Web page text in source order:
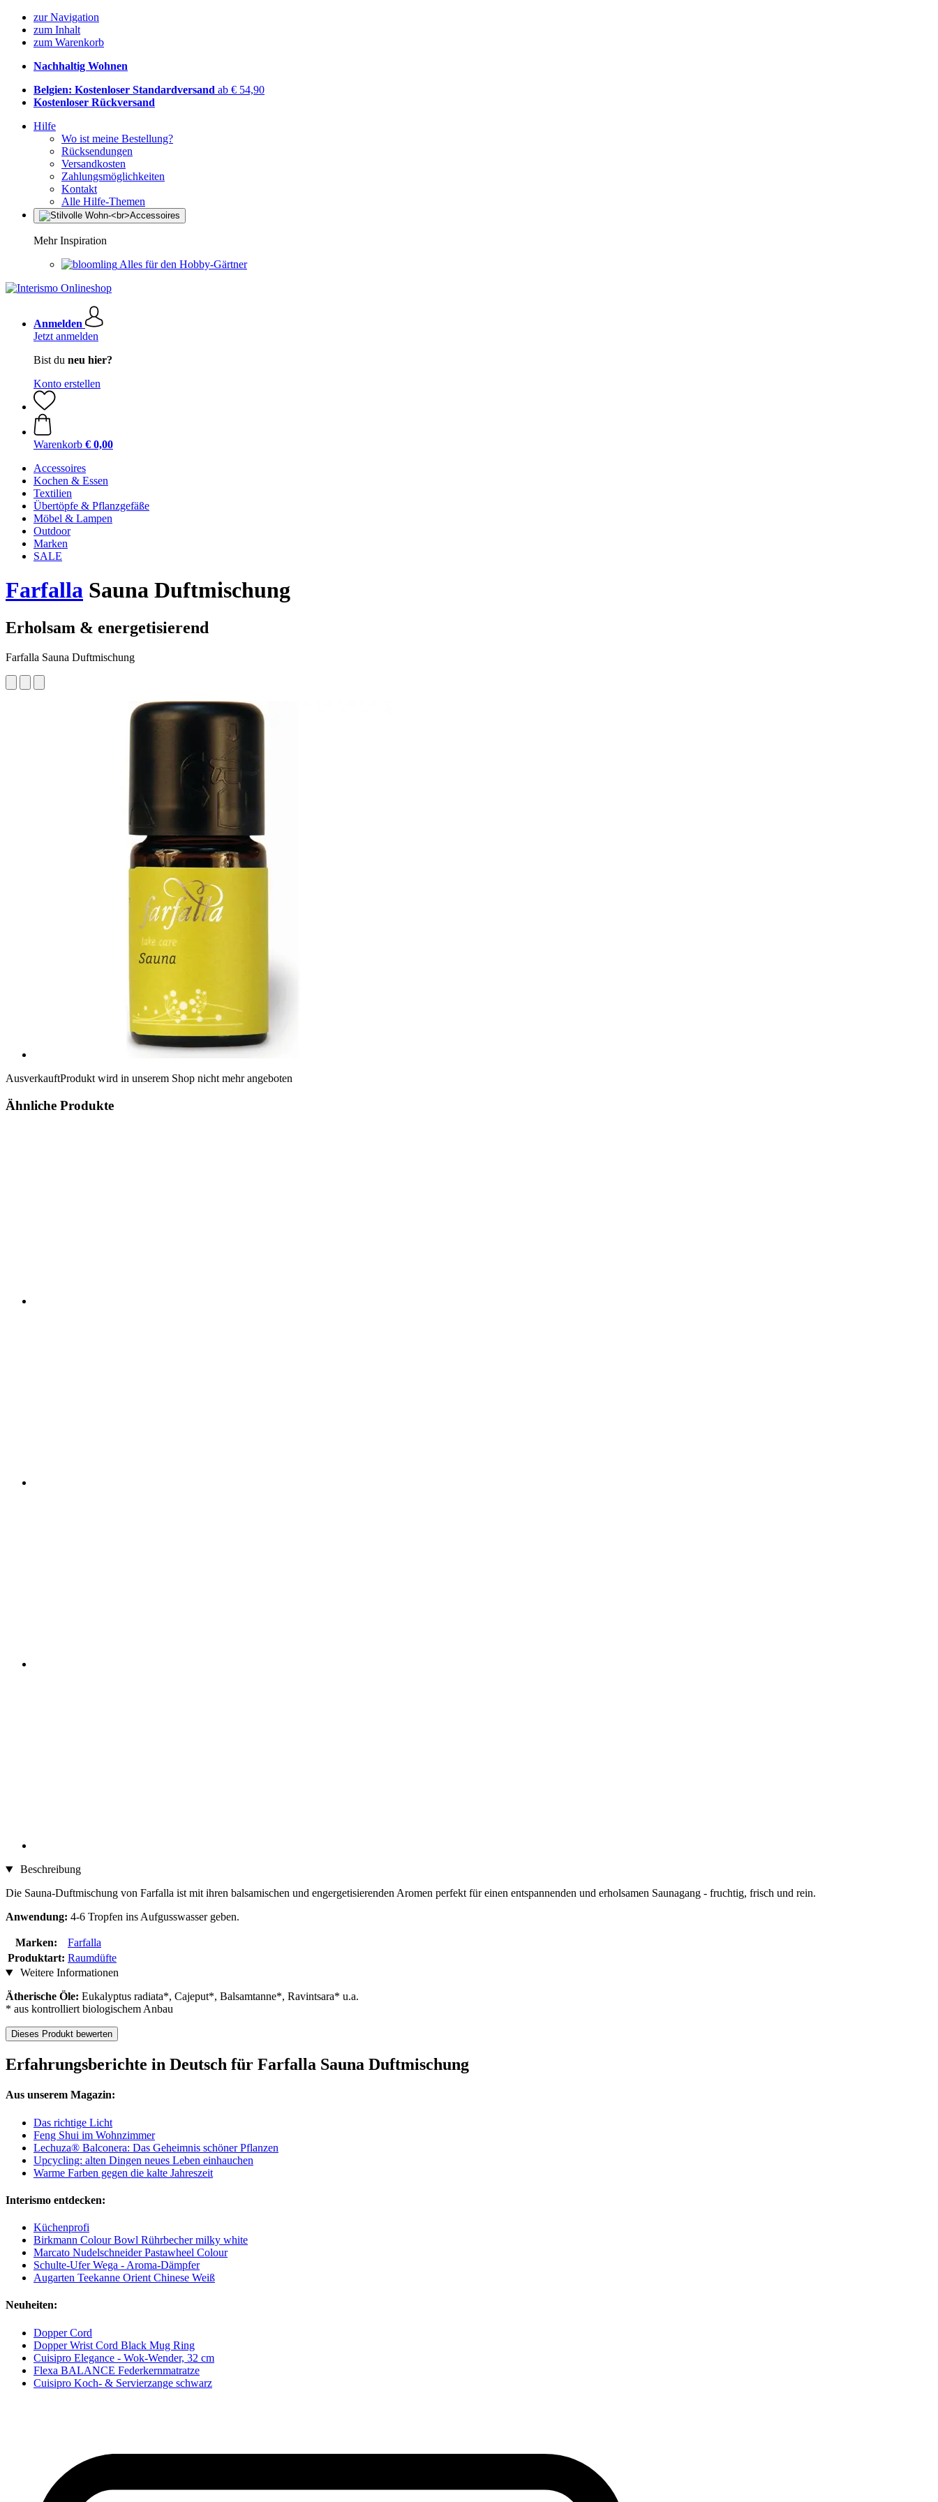
zur Navigation
zum Inhalt
zum Warenkorb
Nachhaltig Wohnen
Belgien: Kostenloser Standardversand ab € 54,90
Kostenloser Rückversand
Hilfe
Wo ist meine Bestellung?
Rücksendungen
Versandkosten
Zahlungsmöglichkeiten
Kontakt
Alle Hilfe-Themen
Mehr Inspiration
Alles für den Hobby-Gärtner
Anmelden
Jetzt anmelden
Bist du neu hier?
Konto erstellen
Warenkorb € 0,00
Accessoires
Kochen & Essen
Textilien
Übertöpfe & Pflanzgefäße
Möbel & Lampen
Outdoor
Marken
SALE
Farfalla Sauna Duftmischung
Erholsam & energetisierend
Farfalla Sauna Duftmischung
AusverkauftProdukt wird in unserem Shop nicht mehr angeboten
Ähnliche Produkte
Beschreibung
Die Sauna-Duftmischung von Farfalla ist mit ihren balsamischen und engergetisierenden Aromen perfekt für einen entspannenden und erholsamen Saunagang - fruchtig, frisch und rein.
Anwendung: 4-6 Tropfen ins Aufgusswasser geben.
Marken:
Farfalla
Produktart: Raumdüfte
Weitere Informationen
Ätherische Öle: Eukalyptus radiata*, Cajeput*, Balsamtanne*, Ravintsara* u.a.
* aus kontrolliert biologischem Anbau
Dieses Produkt bewerten
Erfahrungsberichte in Deutsch für Farfalla Sauna Duftmischung
Aus unserem Magazin:
Das richtige Licht
Feng Shui im Wohnzimmer
Lechuza® Balconera: Das Geheimnis schöner Pflanzen
Upcycling: alten Dingen neues Leben einhauchen
Warme Farben gegen die kalte Jahreszeit
Interismo entdecken:
Küchenprofi
Birkmann Colour Bowl Rührbecher milky white
Marcato Nudelschneider Pastawheel Colour
Schulte-Ufer Wega - Aroma-Dämpfer
Augarten Teekanne Orient Chinese Weiß
Neuheiten:
Dopper Cord
Dopper Wrist Cord Black Mug Ring
Cuisipro Elegance - Wok-Wender, 32 cm
Flexa BALANCE Federkernmatratze
Cuisipro Koch- & Servierzange schwarz